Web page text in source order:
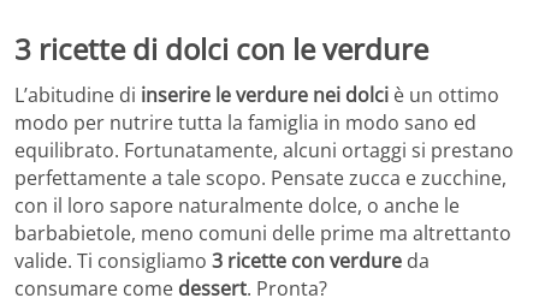
3 ricette di dolci con le verdure
L’abitudine di inserire le verdure nei dolci è un ottimo
modo per nutrire tutta la famiglia in modo sano ed
equilibrato. Fortunatamente, alcuni ortaggi si prestano
perfettamente a tale scopo. Pensate zucca e zucchine,
con il loro sapore naturalmente dolce, o anche le
barbabietole, meno comuni delle prime ma altrettanto
valide. Ti consigliamo 3 ricette con verdure da
consumare come dessert. Pronta?